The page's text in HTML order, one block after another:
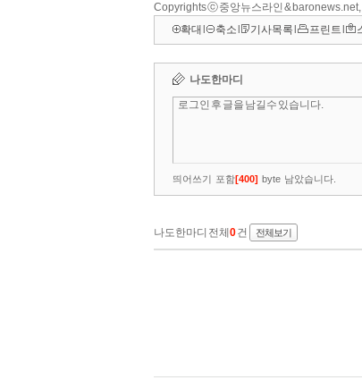
Copyrights ⓒ 중앙뉴스라인 & baronews.net,
확대
축소 기사목록 프린트